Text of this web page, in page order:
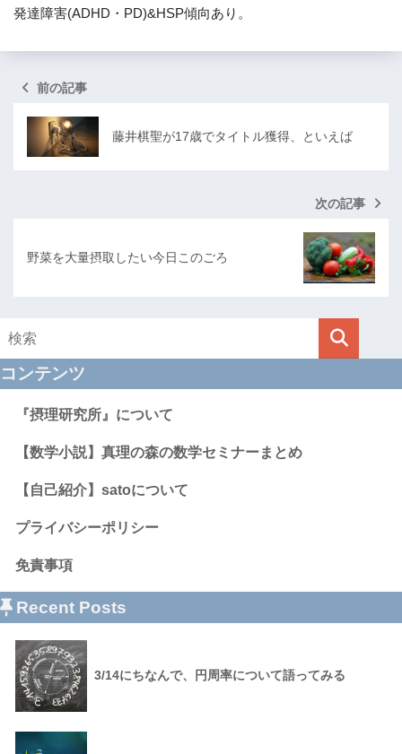
発達障害(ADHD・PD)&HSP傾向あり。
前の記事
藤井棋聖が17歳でタイトル獲得、といえば
次の記事
野菜を大量摂取したい今日このごろ
コンテンツ
『摂理研究所』について
【数学小説】真理の森の数学セミナーまとめ
【自己紹介】satoについて
プライバシーポリシー
免責事項
Recent Posts
3/14にちなんで、円周率について語ってみる